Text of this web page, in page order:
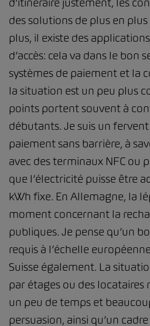
des solutions de plus en
plus, il existe des
d’accès: cela va dans le bon
systèmes de paiement et la
la situation est un peu plus
points portent souvent à
débutants. Je suis un
paiement sans barrière, à
avec des terminaux NFC ou
que l’électricité puisse être
kWh fixe. En Allemagne, la
moment concernant la
publiques. Je pense qu’un
requis à l’échelle
Suisse également. La
par étages ou des
un peu de temps et
persuasion, ainsi qu’un